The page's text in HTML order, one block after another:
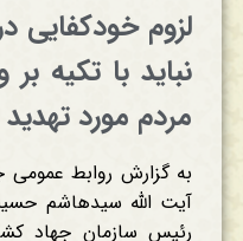
لزوم خودکفایی
نباید با تکیه
مردم مورد
به گزارش روابط عمومی
آیت الله سیدهاشم
رئیس سازمان جهاد